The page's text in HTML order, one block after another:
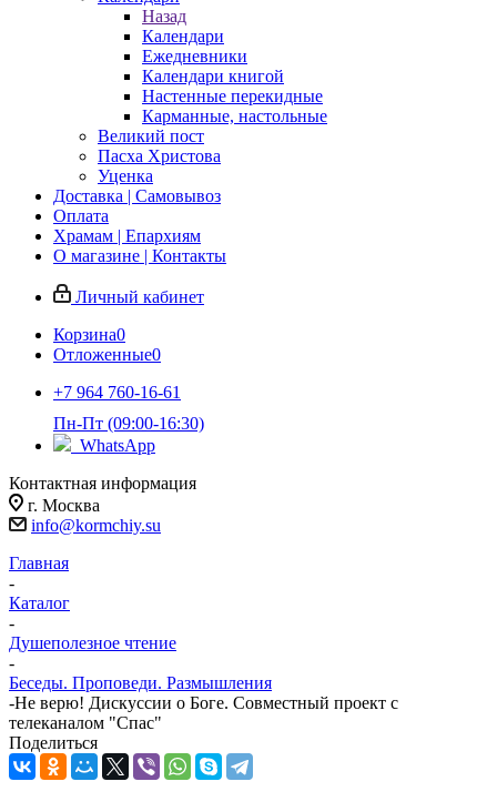
Назад
Календари
Ежедневники
Календари книгой
Настенные перекидные
Карманные, настольные
Великий пост
Пасха Христова
Уценка
Доставка | Самовывоз
Оплата
Храмам | Епархиям
О магазине | Контакты
Личный кабинет
Корзина0
Отложенные0
+7 964 760-16-61
Пн-Пт (09:00-16:30)
WhatsApp
Контактная информация
г. Москва
info@kormchiy.su
Главная
-
Каталог
-
Душеполезное чтение
-
Беседы. Проповеди. Размышления
-Не верю! Дискуссии о Боге. Совместный проект с
телеканалом "Спас"
Поделиться